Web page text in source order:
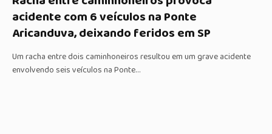
acidente com 6 veículos na Ponte
Aricanduva, deixando feridos em SP
Um racha entre dois caminhoneiros resultou em um grave acidente
envolvendo seis veículos na Ponte…